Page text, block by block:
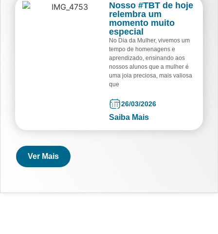
Nosso #TBT de hoje
relembra um
momento muito
especial
No Dia da Mulher, vivemos um
tempo de homenagens e
aprendizado, ensinando aos
nossos alunos que a mulher é
uma joia preciosa, mais valiosa
que
26/03/2026
Saiba Mais
Ver Mais